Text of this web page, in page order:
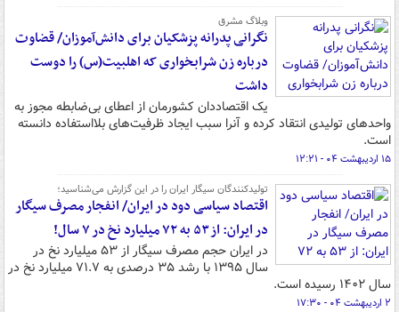
وبلاگ مشرق
نگرانی پدرانه پزشکیان برای دانش‌آموزان/ قضاوت
درباره زن شرابخواری که اهلبیت(س)‌ را دوست
داشت
یک اقتصاددان کشورمان از اعطای بی‌ضابطه مجوز به
واحدهای تولیدی انتقاد کرده و آنرا سبب ایجاد ظرفیت‌های بلااستفاده دانسته
است.
۱۵ اردیبهشت ۰۴ - ۱۲:۲۱
تولیدکنندگان سیگار ایران را در این گزارش می‌شناسید؛
اقتصاد سیاسی دود در ایران/ انفجار مصرف سیگار
در ایران: از ۵۳ به ۷۲ میلیارد نخ در ۷ سال!
در ایران حجم مصرف سیگار از ۵۳ میلیارد نخ در
سال ۱۳۹۵ با رشد ۳۵ درصدی به ۷۱.۷ میلیارد نخ در
سال ۱۴۰۲ رسیده است.
۲ اردیبهشت ۰۴ - ۱۷:۳۰